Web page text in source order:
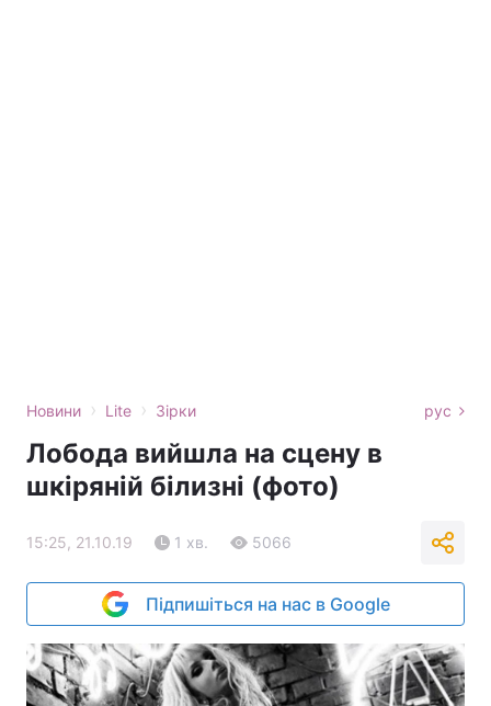
Новини › Lite › Зірки рус
Лобода вийшла на сцену в
шкіряній білизні (фото)
15:25, 21.10.19 1 хв. 5066
Підпишіться на нас в Google